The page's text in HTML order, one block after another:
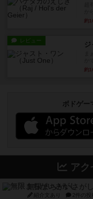
約
レビュー
約
ボドゲー
アク
無限まちがいさがし
紹介文あり 2件の投